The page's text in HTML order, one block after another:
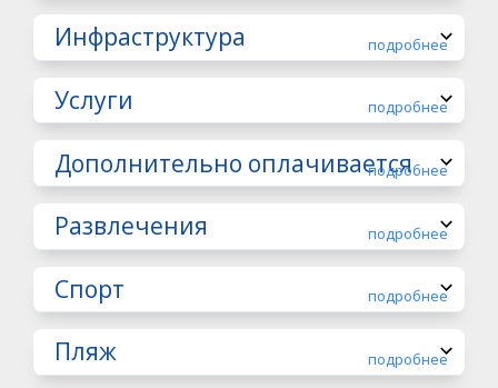
Инфраструктура подробнее
Услуги подробнее
Дополнительно оплачивается
подробнее
Развлечения подробнее
Спорт подробнее
Пляж подробнее